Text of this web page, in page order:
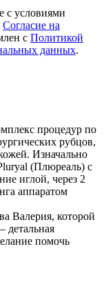
с условиями
Согласие на
с Политикой
данных.
процедур по
рубцов,
Изначально
(Плюреаль) с
иглой, через 2
аппаратом
Валерия, которой
детальная
помочь